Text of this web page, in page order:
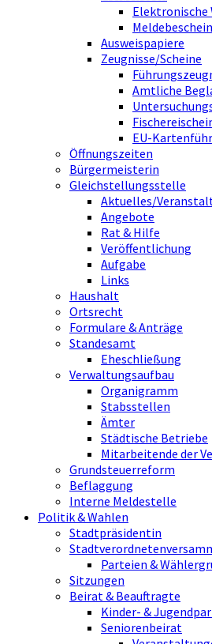
Elektronische
Ausweispapiere
Zeugnisse/Scheine
Amtliche
EU-
Öffnungszeiten
Bürgermeisterin
Gleichstellungsstelle
Aktuelles/
Angebote
Rat & Hilfe
Veröffentlichung
Aufgabe
Links
Haushalt
Ortsrecht
Formulare & Anträge
Standesamt
Eheschließung
Verwaltungsaufbau
Organigramm
Stabsstellen
Ämter
Städtische Betriebe
Mitarbeitende der
Grundsteuerreform
Beflaggung
Interne Meldestelle
Politik & Wahlen
Stadtpräsidentin
Parteien &
Sitzungen
Beirat & Beauftragte
Kinder- &
Seniorenbeirat